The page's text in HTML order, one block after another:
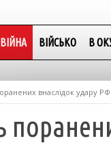
ВІЙНА ВІЙСЬКО В
внаслідок удару